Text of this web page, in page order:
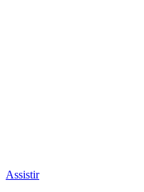
Assistir